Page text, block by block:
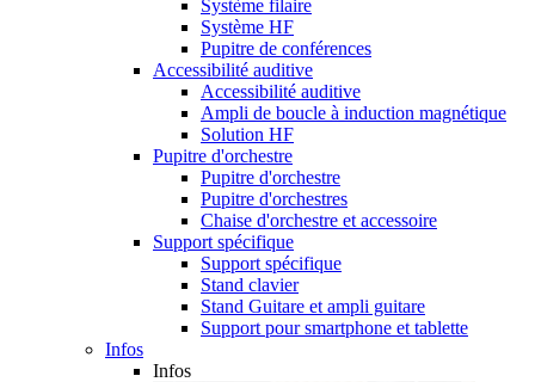
Système filaire
Système HF
Pupitre de conférences
Accessibilité auditive
Accessibilité auditive
Ampli de boucle à induction magnétique
Solution HF
Pupitre d'orchestre
Pupitre d'orchestre
Pupitre d'orchestres
Chaise d'orchestre et accessoire
Support spécifique
Support spécifique
Stand clavier
Stand Guitare et ampli guitare
Support pour smartphone et tablette
Infos
Infos